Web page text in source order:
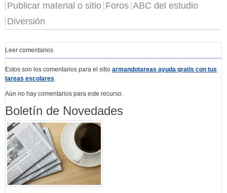
Publicar material o sitio Foros ABC del estudio
Diversión
Leer comentarios
Estos son los comentarios para el sitio armandotareas ayuda gratis con tus
tareas escolares.
Aún no hay comentarios para este recurso.
Boletín de Novedades